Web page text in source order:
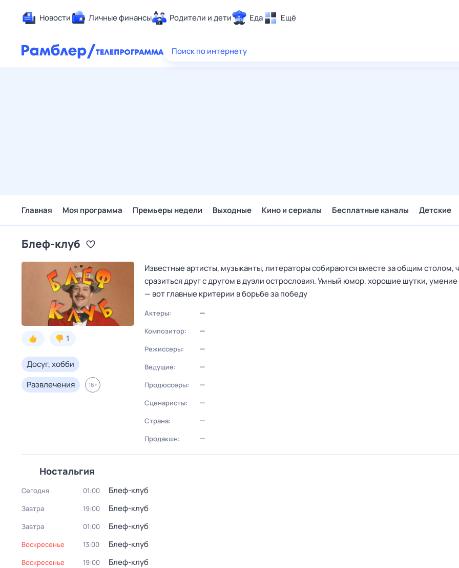
Новости Личные финансы Родители и дети Еда Ещё
Здоровье
Поиск по интернету
Главная Моя программа Премьеры недели Выходные Кино и сериалы Бесплатные каналы Детские
Блеф-клуб
1
Досуг, хобби
Развлечения
16+
Известные артисты, музыканты, литераторы собираются вместе за общим столом,
сразиться друг с другом в дуэли острословия. Умный юмор, хорошие шутки,
— вот главные критерии в борьбе за победу
Актеры: —
Композитор: —
Режиссеры: —
Ведущие: —
Продюссеры: —
Сценаристы: —
Страна: —
Продакшн: —
Ностальгия
Сегодня 01:00 Блеф-клуб
Завтра 19:00 Блеф-клуб
Завтра 01:00 Блеф-клуб
воскресенье 13:00 Блеф-клуб
воскресенье 19:00 Блеф-клуб